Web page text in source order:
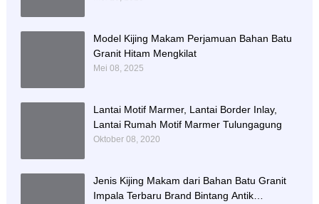
Model Kijing Makam Perjamuan Bahan Batu
Granit Hitam Mengkilat
Mei 08, 2025
Lantai Motif Marmer, Lantai Border Inlay,
Lantai Rumah Motif Marmer Tulungagung
Oktober 08, 2020
Jenis Kijing Makam dari Bahan Batu Granit
Impala Terbaru Brand Bintang Antik